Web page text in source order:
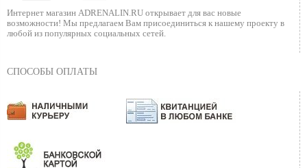
Интернет магазин ADRENALIN.RU открывает для вас новые
возможности! Мы предлагаем Вам присоединиться к нашему проекту в
любой из популярных социальных сетей.
СПОСОБЫ ОПЛАТЫ